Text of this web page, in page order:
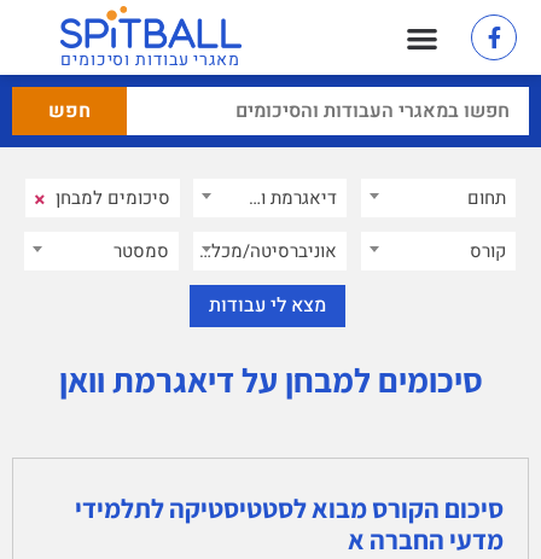
מאגרי עבודות וסיכומים
תחום דיאגרמת וואן ×
קורס אוניברסיטה/מכללה סמסטר
סיכומים למבחן על דיאגרמת וואן
סיכום הקורס מבוא לסטטיסטיקה לתלמידי
מדעי החברה א